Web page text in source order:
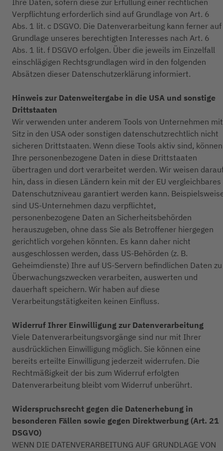
Ihre Daten, sofern diese zur Erfüllung einer rechtlichen
Verpflichtung erforderlich sind auf Grundlage von Art. 6
Abs. 1 lit. c DSGVO. Die Datenverarbeitung kann ferner auf
Grundlage unseres berechtigten Interesses nach Art. 6
Abs. 1 lit. f DSGVO erfolgen. Über die jeweils im Einzelfall
einschlägigen Rechtsgrundlagen wird in den folgenden
Absätzen dieser Datenschutzerklärung informiert.
Hinweis zur Datenweitergabe in die USA und sonstige
Drittstaaten
Wir verwenden unter anderem Tools von Unternehmen mit
Sitz in den USA oder sonstigen datenschutzrechtlich nicht
sicheren Drittstaaten. Wenn diese Tools aktiv sind, können
Ihre personenbezogene Daten in diese Drittstaaten
übertragen und dort verarbeitet werden. Wir weisen
hin, dass in diesen Ländern kein mit der EU vergleichbares
Datenschutzniveau garantiert werden kann.
sind US-Unternehmen dazu verpflichtet,
personenbezogene Daten an Sicherheitsbehörden
herauszugeben, ohne dass Sie als Betroffener hiergegen
gerichtlich vorgehen könnten. Es kann daher nicht
ausgeschlossen werden, dass US-Behörden (z. B.
Geheimdienste) Ihre auf US-Servern befindlichen Daten zu
Überwachungszwecken verarbeiten, auswerten und
dauerhaft speichern. Wir haben auf diese
Verarbeitungstätigkeiten keinen Einfluss.
Widerruf Ihrer Einwilligung zur Datenverarbeitung
Viele Datenverarbeitungsvorgänge sind nur mit Ihrer
ausdrücklichen Einwilligung möglich. Sie können eine
bereits erteilte Einwilligung jederzeit widerrufen. Die
Rechtmäßigkeit der bis zum Widerruf erfolgten
Datenverarbeitung bleibt vom Widerruf unberührt.
Widerspruchsrecht gegen die Datenerhebung in
besonderen Fällen sowie gegen Direktwerbung (Art. 21
DSGVO)
WENN DIE DATENVERARBEITUNG AUF GRUNDLAGE VON